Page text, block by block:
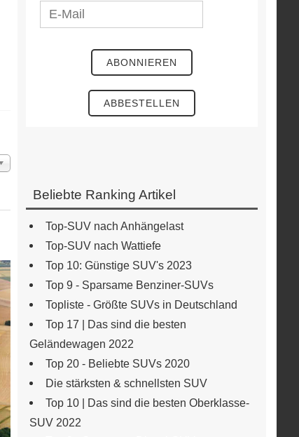
Beliebte Ranking Artikel
Top-SUV nach Anhängelast
Top-SUV nach Wattiefe
Top 10: Günstige SUV's 2023
Top 9 - Sparsame Benziner-SUVs
Topliste - Größte SUVs in Deutschland
Top 17 | Das sind die besten
Geländewagen 2022
Top 20 - Beliebte SUVs 2020
Die stärksten & schnellsten SUV
Top 10 | Das sind die besten Oberklasse-
SUV 2022